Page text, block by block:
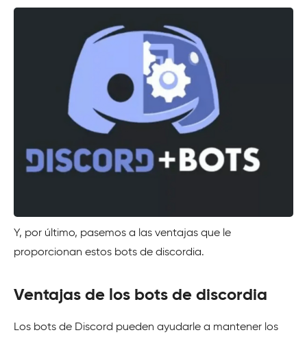
Y, por último, pasemos a las ventajas que le
proporcionan estos bots de discordia.
Ventajas de los bots de discordia
Los bots de Discord pueden ayudarle a mantener los